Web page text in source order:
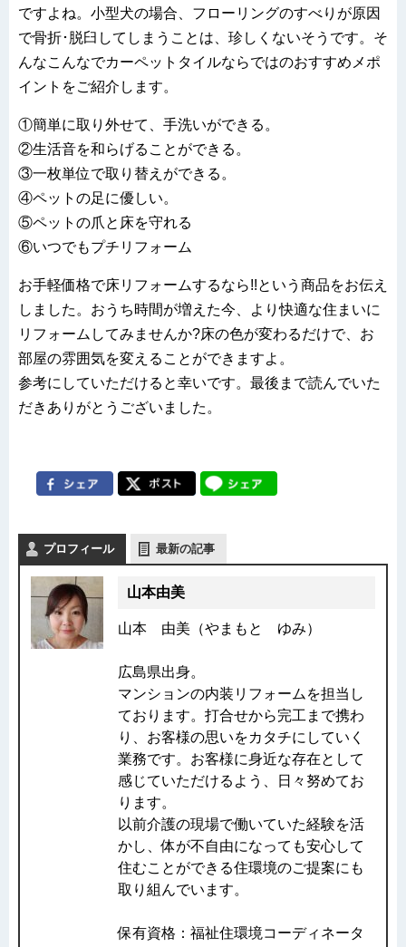
ですよね。小型犬の場合、 フローリングのすべりが原因
で骨折･脱臼 してしまうことは、珍しくないそうです。そ
んなこんなでカーペットタイルならではのおすすめメポ
イントをご紹介します。
①簡単に取り外せて、手洗いができる。
②生活音を和らげることができる。
③一枚単位で取り替えができる。
④ペットの足に優しい。
⑤ペットの爪と床を守れる
⑥いつでもプチリフォーム
お手軽価格で床リフォームするなら!!という商品をお伝え
しました。おうち時間が増えた今、より快適な住まいに
リフォームしてみませんか?床の色が変わるだけで、お
部屋の雰囲気を変えることができますよ。
参考にしていただけると幸いです。最後まで読んでいた
だきありがとうございました。
プロフィール 最新の記事
山本由美
山本 由美（やまもと ゆみ）
広島県出身。
マンションの内装リフォームを担当し
ております。打合せから完工まで携わ
り、お客様の思いをカタチにしていく
業務です。お客様に身近な存在として
感じていただけるよう、日々努めてお
ります。
以前介護の現場で働いていた経験を活
かし、体が不自由になっても安心して
住むことができる住環境のご提案にも
取り組んでいます。
保有資格：福祉住環境コーディネータ